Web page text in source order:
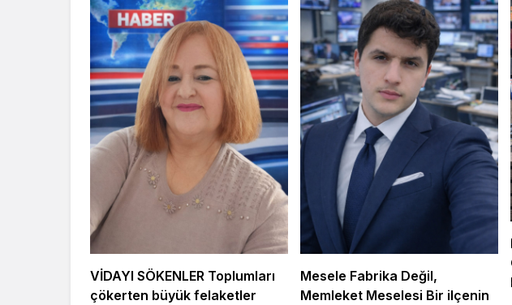
VİDAYI SÖKENLER Toplumları
çökerten büyük felaketler
Mesele Fabrika Değil,
Memleket Meselesi Bir ilçenin
Türk Müziğinin
Unutulmaz İsmi Tanju
Okan Vefat Yıl
Dönümünde Anılıyor
Ekonomi
Mersin’de Ekonomi ve
Siyaset Gündemi:
Önemli İsimler Bir Araya
Geldi